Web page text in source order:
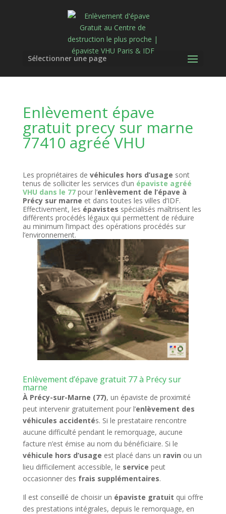
Sélectionner une page
Enlèvement épave
gratuit precy sur marne
77410 agréé VHU
Les propriétaires de véhicules hors d’usage sont
tenus de solliciter les services d’un épaviste agréé
VHU dans le 77pour l’enlèvement de l’épave à
Précy sur marne et dans toutes les villes d’IDF.
Effectivement, les épavistes spécialisés maîtrisent les
différents procédés légaux qui permettent de réduire
au minimum l’impact des opérations procédés sur
l’environnement.
Enlèvement d’épave gratuit 77 à Précy sur
marne
À Précy-sur-Marne (77), un épaviste de proximité
peut intervenir gratuitement pour l’enlèvement des
véhicules accidentés. Si le prestataire rencontre
aucune difficulté pendant le remorquage, aucune
facture n’est émise au nom du bénéficiaire. Si le
véhicule hors d’usage est placé dans un ravin ou un
lieu difficilement accessible, le service peut
occasionner des frais supplémentaires.
Il est conseillé de choisir un épaviste gratuit qui offre
des prestations intégrales, depuis le remorquage, en